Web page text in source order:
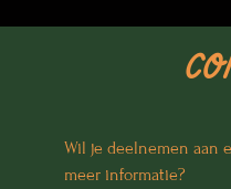
Wil je deelnemen aan
meer informatie?